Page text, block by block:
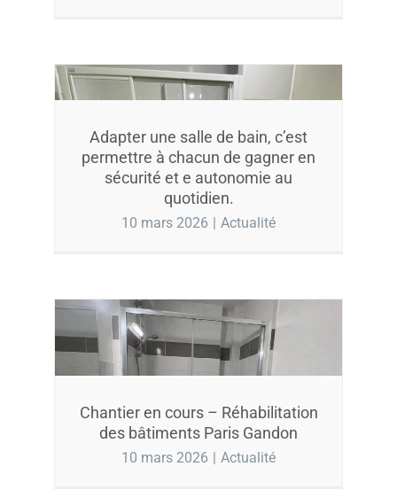
Adapter une salle de bain, c’est
permettre à chacun de gagner en
sécurité et e autonomie au
quotidien.
10 mars 2026 | Actualité
Chantier en cours – Réhabilitation
des bâtiments Paris Gandon
10 mars 2026 | Actualité